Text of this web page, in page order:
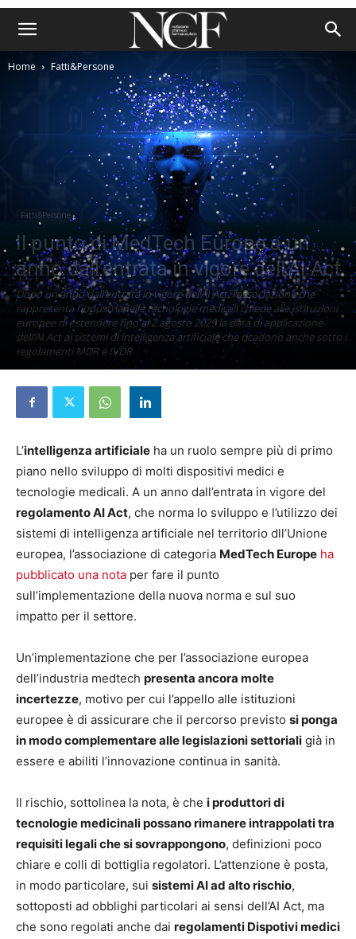
Home Fatti&Persone
Fatti&Persone
Il punto di MedTech Europe a un
anno dall’entrata in vigore dell’AI Act
Dopo un anno dall’entrata in vigore del’AI Act, l’associazione che
rappresenta l’industriadelle tecnologie medicali chiede alle istituzioni
europee di estendere fino al 2 agosto 2029 la data di applicazione
dell’AI Act ai sistemi di intelligenza artificiale che ricadono anche sotto i
regolamenti MDR e IVDR
3 Settembre 2025
L’intelligenza artificiale ha un ruolo sempre più di primo
piano nello sviluppo di molti dispositivi medici e
tecnologie medicali. A un anno dall’entrata in vigore del
regolamento AI Act, che norma lo sviluppo e l’utilizzo dei
sistemi di intelligenza artificiale nel territorio dll’Unione
europea, l’associazione di categoria MedTech Europe ha
pubblicato una nota per fare il punto
sull’implementazione della nuova norma e sul suo
impatto per il settore.
Un’implementazione che per l’associazione europea
dell’industria medtech presenta ancora molte
incertezze, motivo per cui l’appello alle istituzioni
europee è di assicurare che il percorso previsto si ponga
in modo complementare alle legislazioni settoriali già in
essere e abiliti l’innovazione continua in sanità.
Il rischio, sottolinea la nota, è che i produttori di
tecnologie medicinali possano rimanere intrappolati tra
requisiti legali che si sovrappongono, definizioni poco
chiare e colli di bottiglia regolatori. L’attenzione è posta,
in modo particolare, sui sistemi AI ad alto rischio,
sottoposti ad obblighi particolari ai sensi dell’AI Act, ma
che sono regolati anche dai regolamenti Dispotivi medici